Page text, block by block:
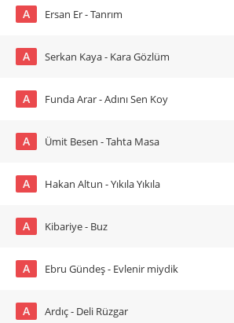
A Ersan Er - Tanrım
A Serkan Kaya - Kara Gözlüm
A Funda Arar - Adını Sen Koy
A Ümit Besen - Tahta Masa
A Hakan Altun - Yıkıla Yıkıla
A Kibariye - Buz
A Ebru Gündeş - Evlenir miydik
A Ardıç - Deli Rüzgar